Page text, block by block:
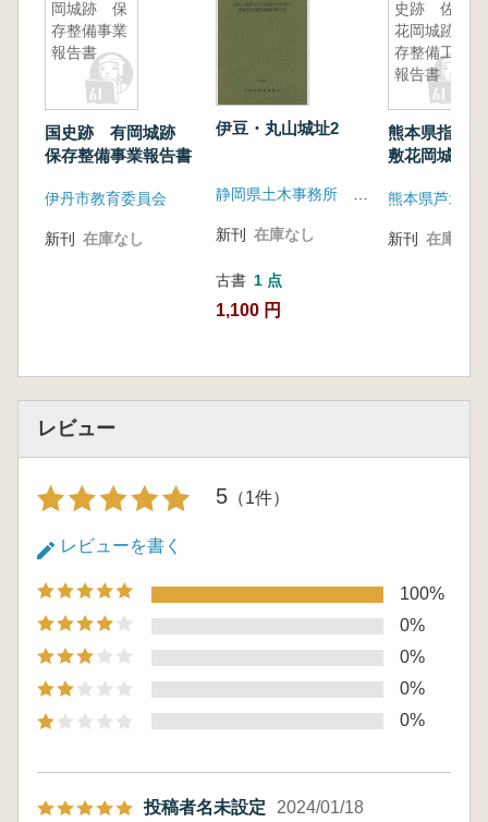
岡城跡 保
存整備事業
報告書
国史跡 有岡城跡
保存整備事業報告書
伊丹市教育委員会
新刊 在庫なし
伊豆・丸山城址2
静岡県土木事務所 土肥町教育委員会
新刊 在庫なし
古書 1 点
1,100 円
史跡 佐敷
花岡城跡保
存整備工事
報告書
熊本県指定
敷花岡城跡
熊本県芦北郡
新刊 在庫なし
レビュー
5 （1件）
レビューを書く
100%
0%
0%
0%
0%
投稿者名未設定 2024/01/18